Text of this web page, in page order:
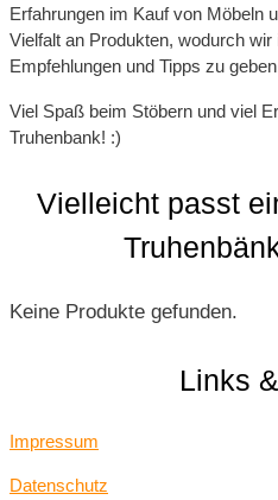
Erfahrungen im Kauf von Möbeln
Vielfalt an Produkten, wodurch
Empfehlungen und Tipps zu
Viel Spaß beim Stöbern und viel
Truhenbank! :)
Vielleicht passt
Keine Produkte gefunden.
Links
Impressum
Datenschutz